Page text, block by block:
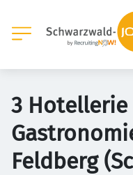
3
Feldberg